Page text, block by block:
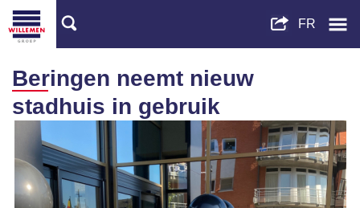
Beringen neemt nieuw
stadhuis in gebruik